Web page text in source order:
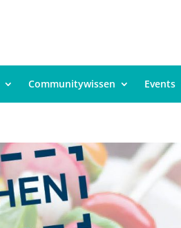
Communitywissen Events